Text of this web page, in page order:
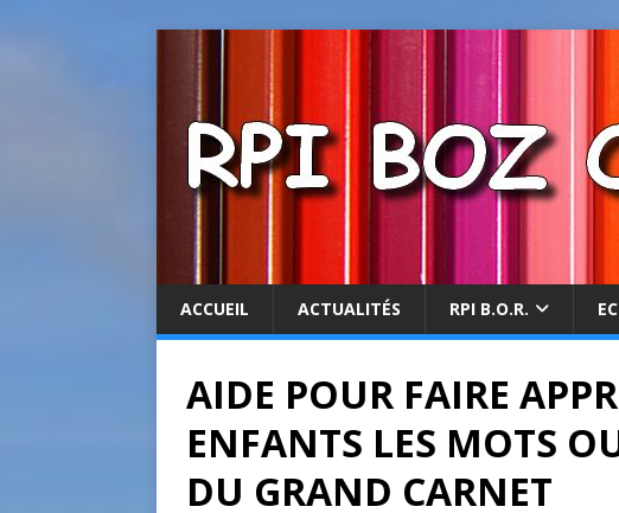
ACCUEIL ACTUALITÉS RPI B.O.R.
AIDE POUR FAIRE
ENFANTS LES MOTS
DU GRAND CARNET